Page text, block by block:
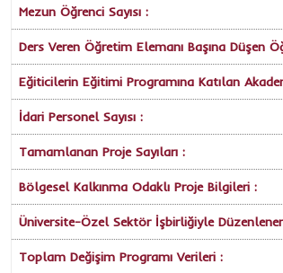
Mezun Öğrenci Sayısı :
Ders Veren Öğretim Elemanı Başına Düşen
Eğiticilerin Eğitimi Programına Katılan
İdari Personel Sayısı :
Tamamlanan Proje Sayıları :
Bölgesel Kalkınma Odaklı Proje Bilgileri :
Üniversite-Özel Sektör İşbirliğiyle
Toplam Değişim Programı Verileri :